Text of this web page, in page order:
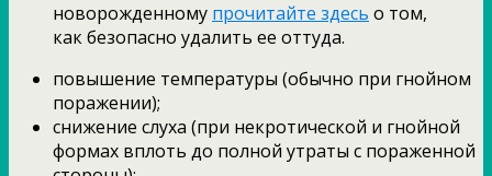
новорожденному прочитайте здесь о том,
как безопасно удалить ее оттуда.
повышение температуры (обычно при гнойном
поражении);
снижение слуха (при некротической и гнойной
формах вплоть до полной утраты с пораженной